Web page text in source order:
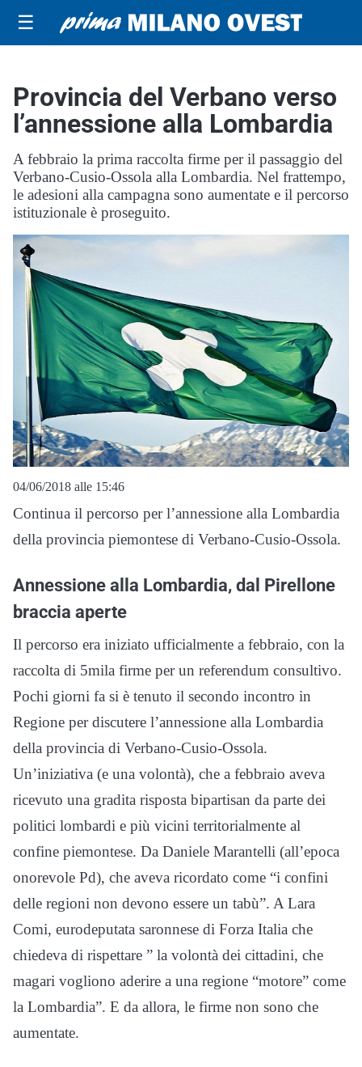
☰
Provincia del Verbano verso
l’annessione alla Lombardia
A febbraio la prima raccolta firme per il passaggio del
Verbano-Cusio-Ossola alla Lombardia. Nel frattempo,
le adesioni alla campagna sono aumentate e il percorso
istituzionale è proseguito.
04/06/2018 alle 15:46
Continua il percorso per l’annessione alla Lombardia
della provincia piemontese di Verbano-Cusio-Ossola.
Annessione alla Lombardia, dal Pirellone
braccia aperte
Il percorso era iniziato ufficialmente a febbraio, con la
raccolta di 5mila firme per un referendum consultivo.
Pochi giorni fa si è tenuto il secondo incontro in
Regione per discutere l’annessione alla Lombardia
della provincia di Verbano-Cusio-Ossola.
Un’iniziativa (e una volontà), che a febbraio aveva
ricevuto una gradita risposta bipartisan da parte dei
politici lombardi e più vicini territorialmente al
confine piemontese. Da Daniele Marantelli (all’epoca
onorevole Pd), che aveva ricordato come “i confini
delle regioni non devono essere un tabù”. A Lara
Comi, eurodeputata saronnese di Forza Italia che
chiedeva di rispettare ” la volontà dei cittadini, che
magari vogliono aderire a una regione “motore” come
la Lombardia”. E da allora, le firme non sono che
aumentate.